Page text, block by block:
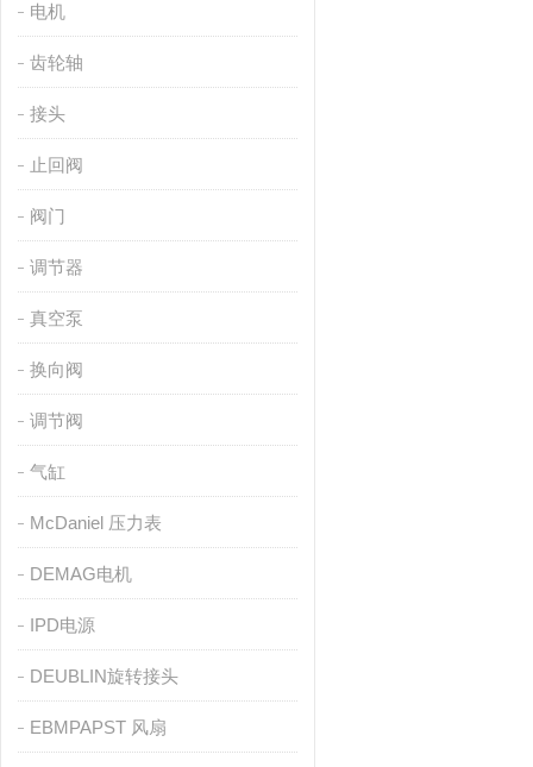
电机
齿轮轴
接头
止回阀
阀门
调节器
真空泵
换向阀
调节阀
气缸
McDaniel 压力表
DEMAG电机
IPD电源
DEUBLIN旋转接头
EBMPAPST 风扇